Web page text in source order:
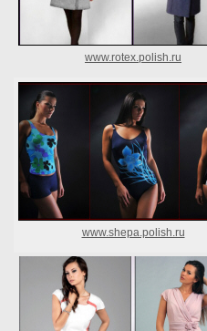
www.rotex.polish.ru
www.shepa.polish.ru